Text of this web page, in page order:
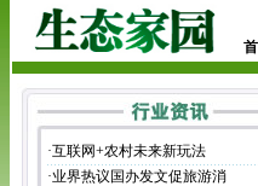
·互联网+农村未来新玩法
·业界热议国办发文促旅游消